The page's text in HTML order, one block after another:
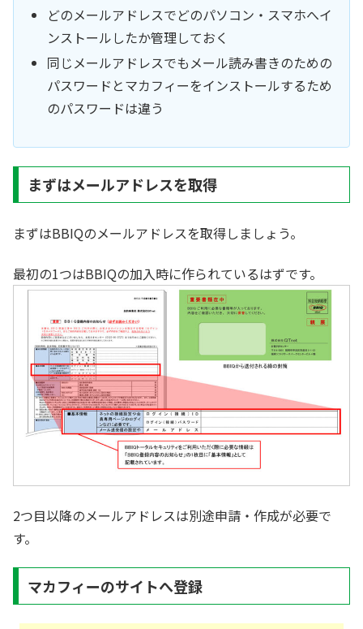
どのメールアドレスでどのパソコン・スマホへイ
ンストールしたか管理しておく
同じメールアドレスでもメール読み書きのための
パスワードとマカフィーをインストールするため
のパスワードは違う
まずはメールアドレスを取得
まずはBBIQのメールアドレスを取得しましょう。
最初の1つはBBIQの加入時に作られているはずです。
2つ目以降のメールアドレスは別途申請・作成が必要で
す。
マカフィーのサイトへ登録